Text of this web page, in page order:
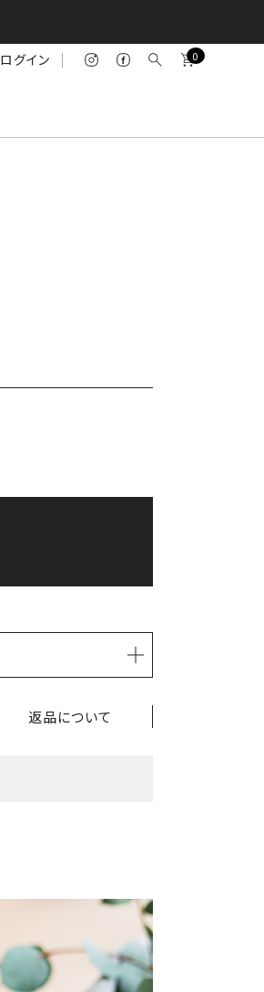
ログイン 0
返品について